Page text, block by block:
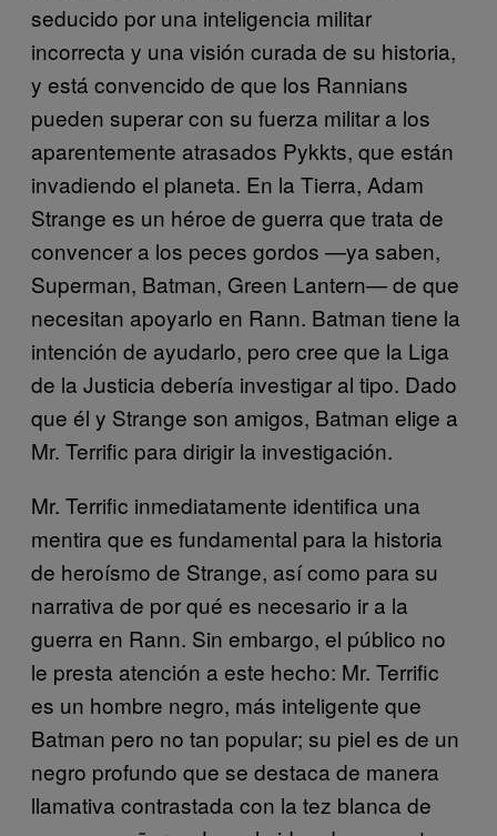
seducido por una inteligencia militar
incorrecta y una visión curada de su historia,
y está convencido de que los Rannians
pueden superar con su fuerza militar a los
aparentemente atrasados P​ykkts, que están
invadiendo el planeta. En la Tierra, Adam
Strange es un héroe de guerra que trata de
convencer a los peces gordos —ya saben,
Superman, Batman, Green Lantern— de que
necesitan apoyarlo en Rann. Batman tiene la
intención de ayudarlo, pero cree que la Liga
de la Justicia debería investigar al tipo. Dado
que él y Strange son amigos, Batman elige a
Mr. Terrific para dirigir la investigación.
Mr. Terrific inmediatamente identifica una
mentira que es fundamental para la historia
de heroísmo de Strange, así como para su
narrativa de por qué es necesario ir a la
guerra en Rann. Sin embargo, el público no
le presta atención a este hecho: Mr. Terrific
es un hombre negro, más inteligente que
Batman pero no tan popular; su piel es de un
negro profundo que se destaca de manera
llamativa contrastada con la tez blanca de